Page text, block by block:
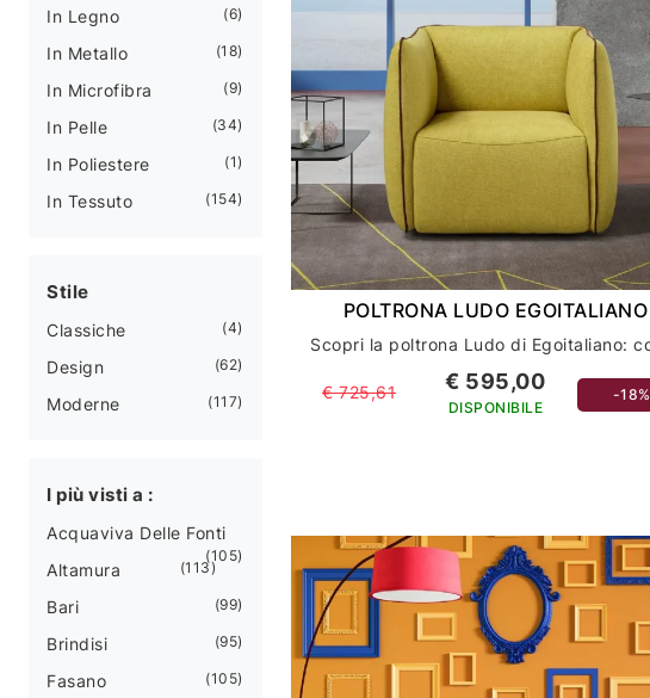
In Legno 6
In Metallo 18
In Microfibra 9
In Pelle 34
In Poliestere 1
In Tessuto 154
Stile
Classiche 4
Design 62
Moderne 117
I più visti a :
Acquaviva Delle Fonti
105
Altamura 113
Bari 99
Brindisi 95
Fasano 105
POLTRONA LUDO EGOITALIANO
€ 725,61 € 595,00
DISPONIBILE
-18%